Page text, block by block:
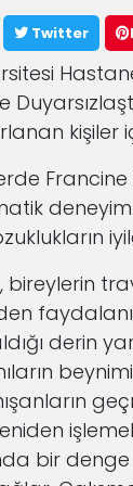
Twitter
kişiler
bireylerin
derin
bir